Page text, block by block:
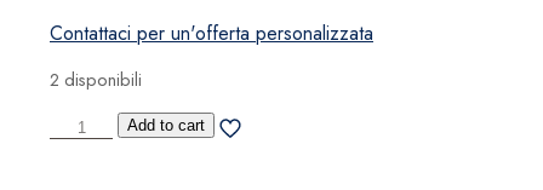
Contattaci per un'offerta personalizzata
2 disponibili
Cintura
Add to cart